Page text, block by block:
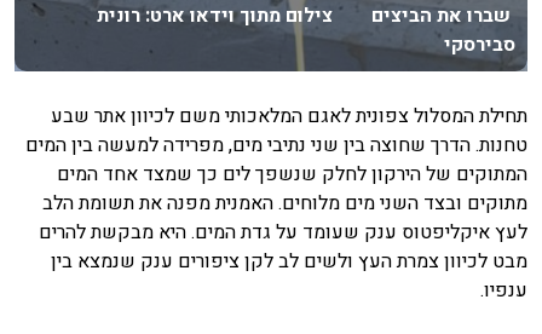
שברו את הביצים צילום מתוך וידאו ארט: רונית
סבירסקי
תחילת המסלול צפונית לאגם המלאכותי משם לכיוון אתר שבע
טחנות. הדרך שחוצה בין שני נתיבי מים, מפרידה למעשה בין המים
המתוקים של הירקון לחלק שנשפך לים כך שמצד אחד המים
מתוקים ובצד השני מים מלוחים. האמנית מפנה את תשומת הלב
לעץ איקליפטוס ענק שעומד על גדת המים. היא מבקשת להרים
מבט לכיוון צמרת העץ ולשים לב לקן ציפורים ענק שנמצא בין
ענפיו.